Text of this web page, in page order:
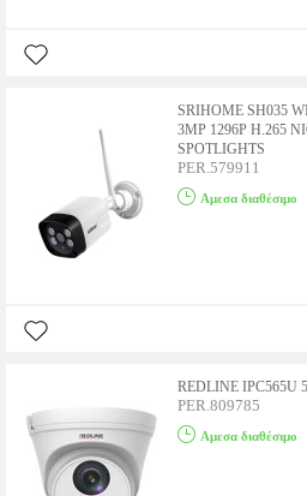
SRIHOME SH035
3MP 1296P H.265
SPOTLIGHTS
PER.579911
Αμεσα διαθέσιμο
REDLINE IPC565U
PER.809785
Αμεσα διαθέσιμο